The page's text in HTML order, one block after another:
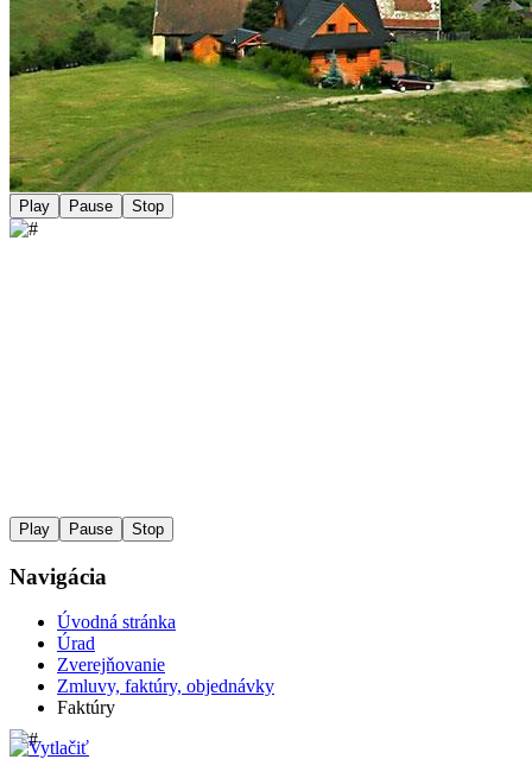
Play Pause Stop
Play Pause Stop
Navigácia
Úvodná stránka
Úrad
Zverejňovanie
Zmluvy, faktúry, objednávky
Faktúry